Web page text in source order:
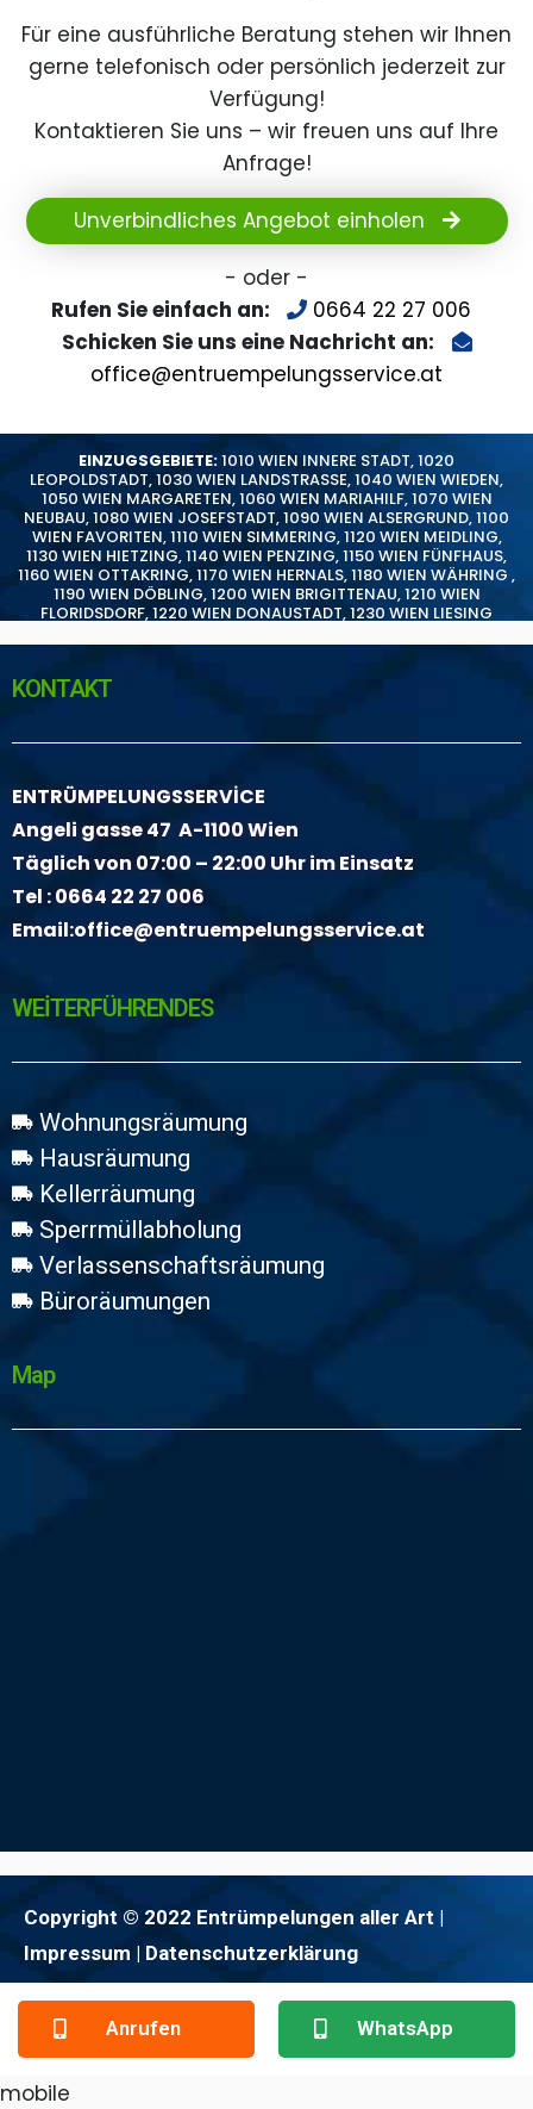
Für eine ausführliche Beratung stehen wir Ihnen
gerne telefonisch oder persönlich jederzeit zur
Verfügung!
Kontaktieren Sie uns – wir freuen uns auf Ihre
Anfrage!
Unverbindliches Angebot einholen
- oder -
Rufen Sie einfach an:
0664 22 27 006
Schicken Sie uns eine Nachricht an:
office@entruempelungsservice.at
EINZUGSGEBIETE:1010 WIEN INNERE STADT,1020
LEOPOLDSTADT,1030 WIEN LANDSTRASSE,1040 WIEN WIEDEN,
1050 WIEN MARGARETEN,1060 WIEN MARIAHILF,1070 WIEN
NEUBAU,1080 WIEN JOSEFSTADT,1090 WIEN ALSERGRUND,1100
WIEN FAVORITEN,1110 WIEN SIMMERING,1120 WIEN MEIDLING,
1130 WIEN HIETZING,1140 WIEN PENZING,1150 WIEN FÜNFHAUS,
1160 WIEN OTTAKRING,1170 WIEN HERNALS,1180 WIEN WÄHRING ,
1190 WIEN DÖBLING,1200 WIEN BRIGITTENAU,1210 WIEN
FLORIDSDORF,1220 WIEN DONAUSTADT,1230 WIEN LIESING
KONTAKT
ENTRÜMPELUNGSSERVİCE
Angeli gasse 47 A-1100 Wien
Täglich von 07:00 – 22:00 Uhr im Einsatz
Tel :0664 22 27 006
Email:office@entruempelungsservice.at
WEİTERFÜHRENDES
Wohnungsräumung
Hausräumung
Kellerräumung
Sperrmüllabholung
Verlassenschaftsräumung
Büroräumungen
Map
Copyright © 2022 Entrümpelungen aller Art |
Impressum | Datenschutzerklärung
Anrufen WhatsApp